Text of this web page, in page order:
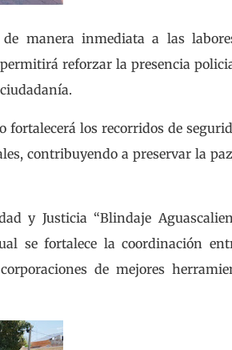
manera inmediata a las
reforzar la presencia
fortalecerá los recorridos de
contribuyendo a preservar la
y Justicia “Blindaje
se fortalece la coordinación
de mejores